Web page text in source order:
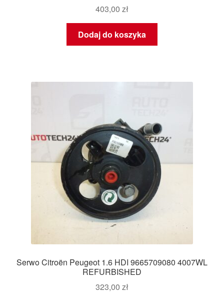
403,00 zł
Dodaj do koszyka
Serwo Citroën Peugeot 1.6 HDI 9665709080 4007WL
REFURBISHED
323,00 zł